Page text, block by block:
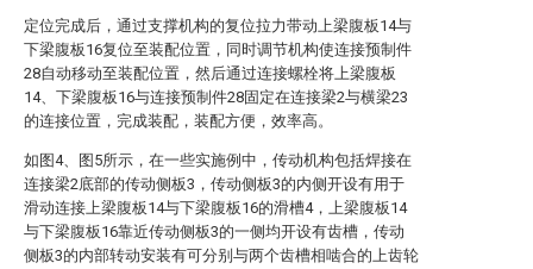
定位完成后，通过支撑机构的复位拉力带动上梁腹板14与
下梁腹板16复位至装配位置，同时调节机构使连接预制件
28自动移动至装配位置，然后通过连接螺栓将上梁腹板
14、下梁腹板16与连接预制件28固定在连接梁2与横梁23
的连接位置，完成装配，装配方便，效率高。
如图4、图5所示，在一些实施例中，传动机构包括焊接在
连接梁2底部的传动侧板3，传动侧板3的内侧开设有用于
滑动连接上梁腹板14与下梁腹板16的滑槽4，上梁腹板14
与下梁腹板16靠近传动侧板3的一侧均开设有齿槽，传动
侧板3的内部转动安装有可分别与两个齿槽相啮合的上齿轮